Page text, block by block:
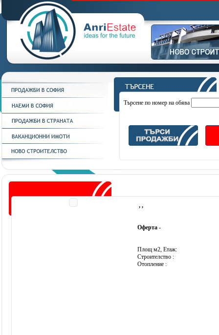
Търсене по номер на обява
, ,
Оферта -
Площ м2, Етаж:
Строителство :
Отопление :